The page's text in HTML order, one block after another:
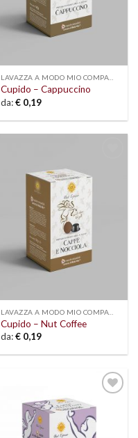
LAVAZZA A MODO MIO COMPATIBLE
Cupido – Cappuccino
da:€ 0,19
LAVAZZA A MODO MIO COMPATIBLE
Cupido – Nut Coffee
da:€ 0,19